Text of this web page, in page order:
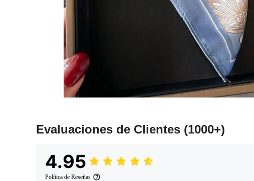
Evaluaciones de Clientes (1000+)
4.95
Política de Reseñas